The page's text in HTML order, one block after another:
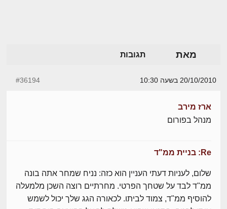
מאת תגובות
20/10/2010 בשעה 10:30 #36194
ארז מירב
מנהל בפורום
Re: בניית ממ"ד
שלום, לעניות דעתי העניין הוא כזה: נניח שמחר אתה בונה
ממ"ד לבד על שטחך הפרטי. מחרתיים רוצה השכן מלמעלה
להוסיף ממ"ד, צמוד לביתו. לכאורה הגג שלך יכול לשמש